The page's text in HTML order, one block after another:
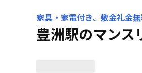
家具・家電付き、敷金礼金無
豊洲駅のマンス